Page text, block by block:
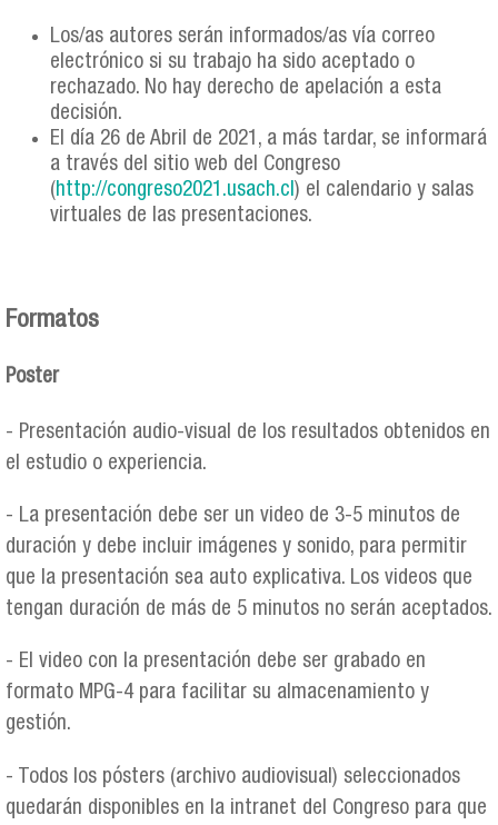
Los/as autores serán informados/as vía correo
electrónico si su trabajo ha sido aceptado o
rechazado. No hay derecho de apelación a esta
decisión.
El día 26 de Abril de 2021, a más tardar, se informará
a través del sitio web del Congreso
(http://congreso2021.usach.cl) el calendario y salas
virtuales de las presentaciones.
Formatos
Poster
- Presentación audio-visual de los resultados obtenidos en
el estudio o experiencia.
- La presentación debe ser un video de 3-5 minutos de
duración y debe incluir imágenes y sonido, para permitir
que la presentación sea auto explicativa. Los videos que
tengan duración de más de 5 minutos no serán aceptados.
- El video con la presentación debe ser grabado en
formato MPG-4 para facilitar su almacenamiento y
gestión.
- Todos los pósters (archivo audiovisual) seleccionados
quedarán disponibles en la intranet del Congreso para que